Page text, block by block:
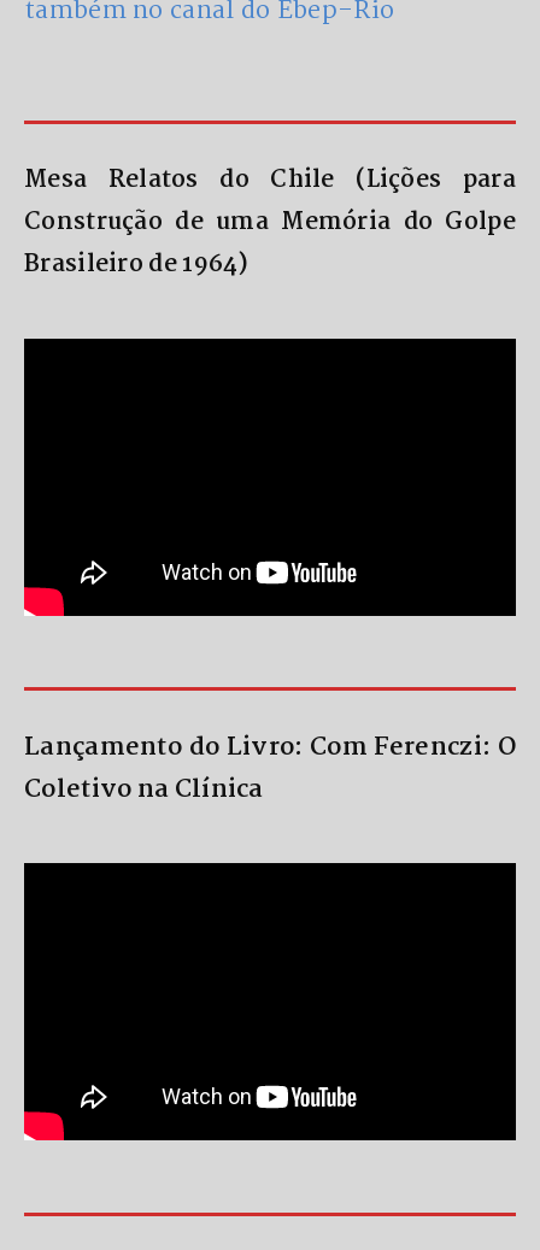
também no canal do Ebep-Rio
Mesa Relatos do Chile (Lições para
Construção de uma Memória do Golpe
Brasileiro de 1964)
Lançamento do Livro: Com Ferenczi: O
Coletivo na Clínica